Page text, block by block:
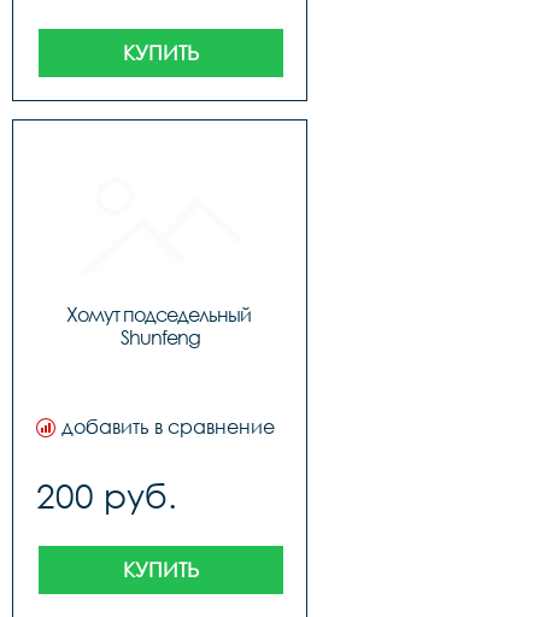
КУПИТЬ
Хомут подседельный
Shunfeng
добавить в сравнение
200 руб.
КУПИТЬ